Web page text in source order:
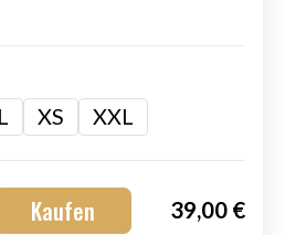
XS XXL
Kaufen 39,00 €